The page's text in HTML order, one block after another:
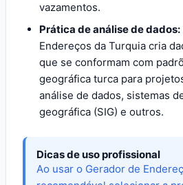
vazamentos.
Prática de análise de dados:
Endereços da Turquia cria
que se conformam com
geográfica turca para
análise de dados, sistemas
geográfica (SIG) e outros.
Dicas de uso profissional
Ao usar o Gerador de